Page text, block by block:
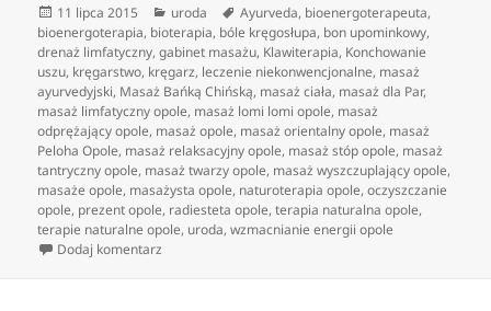
Data
publikacji
11 lipca 2015 Kategorie
uroda Tagi
Ayurveda, bioenergoterapeuta,
bioenergoterapia, bioterapia, bóle kręgosłupa, bon upominkowy,
drenaż limfatyczny,gabinet masażu, Klawiterapia, Konchowanie
uszu, kręgarstwo, kręgarz, leczenie niekonwencjonalne, masaż
ayurvedyjski, Masaż Bańką Chińską, masaż ciała, masaż dla Par,
masaż limfatyczny opole, masaż lomi lomi opole, masaż
odprężający opole, masaż opole, masaż orientalny opole, masaż
Peloha Opole, masaż relaksacyjny opole, masaż stóp opole, masaż
tantryczny opole, masaż twarzy opole, masaż wyszczuplający opole,
masaże opole, masażysta opole, naturoterapia opole,oczyszczanie
opole, prezent opole, radiesteta opole,terapia naturalna opole,
terapie naturalne opole, uroda,wzmacnianie energii opole
Dodaj komentarz